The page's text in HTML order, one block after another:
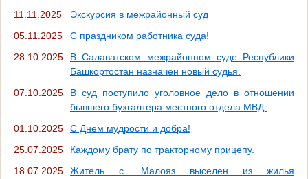
11.11.2025
Экскурсия в межрайонный суд
05.11.2025
С праздником работника суда!
28.10.2025
В Салаватском межрайонном суде Республики
Башкортостан назначен новый судья.
07.10.2025
В суд поступило уголовное дело в отношении
бывшего бухгалтера местного отдела МВД.
01.10.2025
С Днем мудрости и добра!
25.07.2025
Каждому брату по тракторному прицепу.
18.07.2025
Житель с. Малояз выселен из жилья